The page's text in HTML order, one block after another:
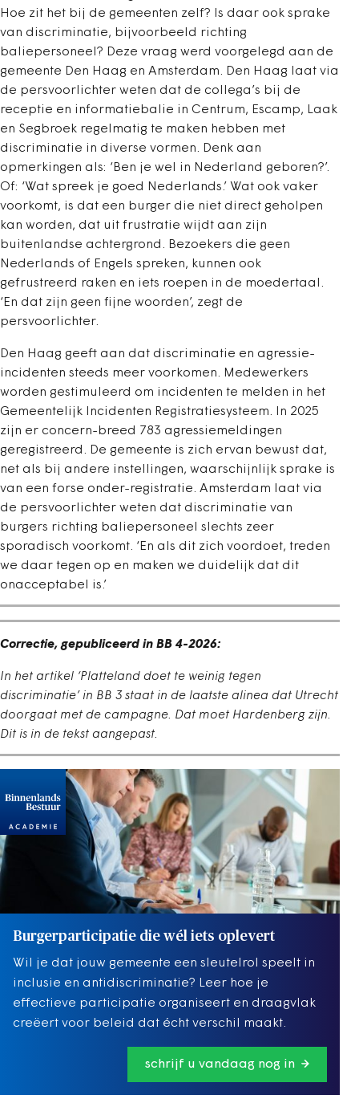
Hoe zit het bij de gemeenten zelf? Is daar ook sprake
van discriminatie, bijvoorbeeld richting
baliepersoneel? Deze vraag werd voorgelegd aan de
gemeente Den Haag en Amsterdam. Den Haag laat via
de persvoorlichter weten dat de collega’s bij de
receptie en informatiebalie in Centrum, Escamp, Laak
en Segbroek regelmatig te maken hebben met
discriminatie in diverse vormen. Denk aan
opmerkingen als: ‘Ben je wel in Nederland geboren?’.
Of: ‘Wat spreek je goed Nederlands.’ Wat ook vaker
voorkomt, is dat een burger die niet direct geholpen
kan worden, dat uit frustratie wijdt aan zijn
buitenlandse achtergrond. Bezoekers die geen
Nederlands of Engels spreken, kunnen ook
gefrustreerd raken en iets roepen in de moedertaal.
‘En dat zijn geen fijne woorden’, zegt de
persvoorlichter.
Den Haag geeft aan dat discriminatie en agressie-
incidenten steeds meer voorkomen. Medewerkers
worden gestimuleerd om incidenten te melden in het
Gemeentelijk Incidenten Registratiesysteem. In 2025
zijn er concern-breed 783 agressiemeldingen
geregistreerd. De gemeente is zich ervan bewust dat,
net als bij andere instellingen, waarschijnlijk sprake is
van een forse onder-registratie. Amsterdam laat via
de persvoorlichter weten dat discriminatie van
burgers richting baliepersoneel slechts zeer
sporadisch voorkomt. ‘En als dit zich voordoet, treden
we daar tegen op en maken we duidelijk dat dit
onacceptabel is.’
Correctie, gepubliceerd in BB 4-2026:
In het artikel ‘Platteland doet te weinig tegen
discriminatie’ in BB 3 staat in de laatste alinea dat Utrecht
doorgaat met de campagne. Dat moet Hardenberg zijn.
Dit is in de tekst aangepast.
Burgerparticipatie die wél iets oplevert
Wil je dat jouw gemeente een sleutelrol speelt in
inclusie en antidiscriminatie? Leer hoe je
effectieve participatie organiseert en draagvlak
creëert voor beleid dat écht verschil maakt.
schrijf u vandaag nog in